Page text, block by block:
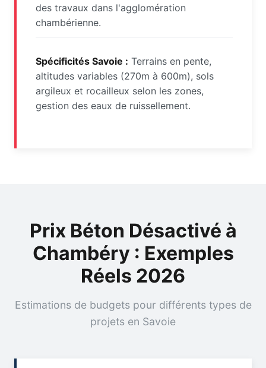
des travaux dans l'agglomération
chambérienne.
Spécificités Savoie : Terrains en pente,
altitudes variables (270m à 600m), sols
argileux et rocailleux selon les zones,
gestion des eaux de ruissellement.
Prix Béton Désactivé à
Chambéry : Exemples
Réels 2026
Estimations de budgets pour différents types de
projets en Savoie